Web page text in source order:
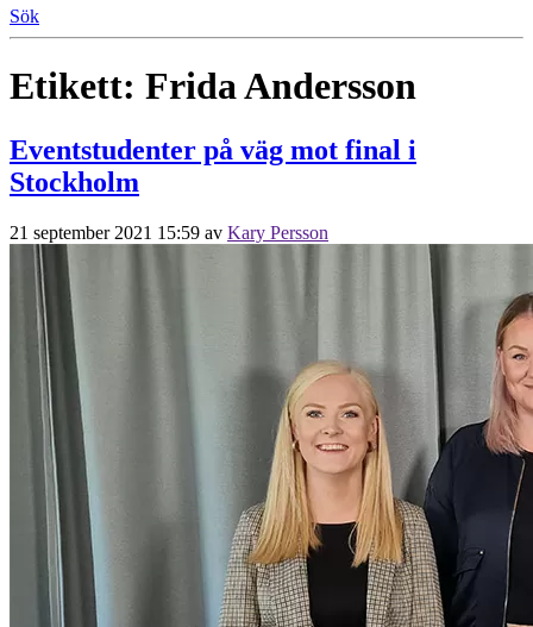
Sök
Etikett: Frida Andersson
Eventstudenter på väg mot final i
Stockholm
21 september 2021 15:59 av Kary Persson